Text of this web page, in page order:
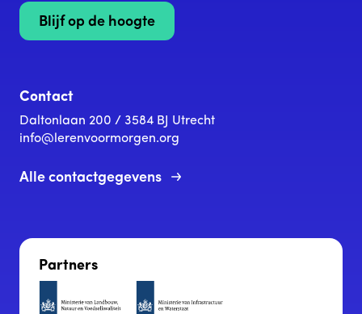
Blijf op de hoogte
Contact
Daltonlaan 200 / 3584 BJ Utrecht
info@lerenvoormorgen.org
Alle contactgegevens
Partners